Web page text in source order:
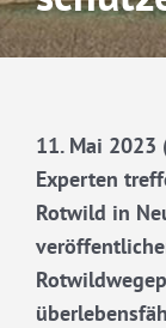
11. Mai 2023
Experten
Rotwild in